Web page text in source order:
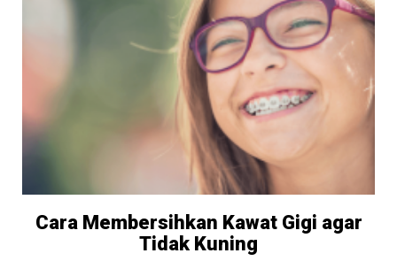
Cara Membersihkan Kawat Gigi agar
Tidak Kuning